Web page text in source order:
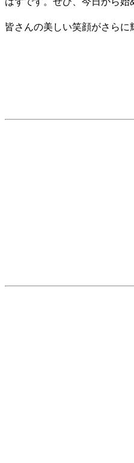
皆さんの美しい笑顔がさらに